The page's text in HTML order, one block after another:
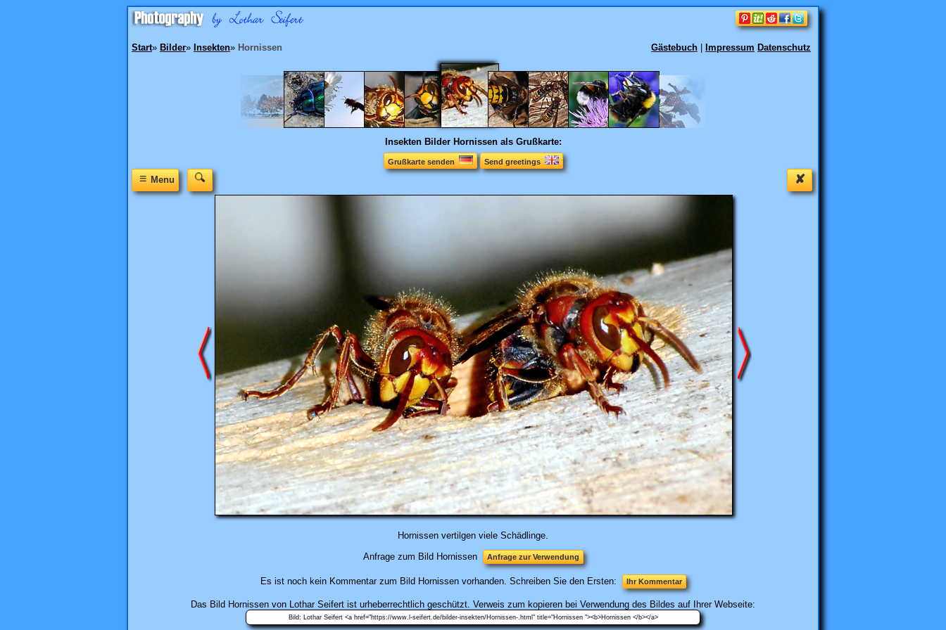
Gästebuch Impressum Datenschutz
Start» Bilder» Insekten» Hornissen
Insekten Bilder Hornissen als Grußkarte:
Grußkarte senden Send greetings
✘
≡Menu
Hornissen vertilgen viele Schädlinge.
Anfrage zum Bild Hornissen
Anfrage zur Verwendung
Es ist noch kein Kommentar zum Bild Hornissen vorhanden. Schreiben Sie den Ersten: Ihr Kommentar
Das Bild Hornissen von Lothar Seifert ist urheberrechtlich geschützt. Verweis zum kopieren bei Verwendung des Bildes auf Ihrer Webseite: